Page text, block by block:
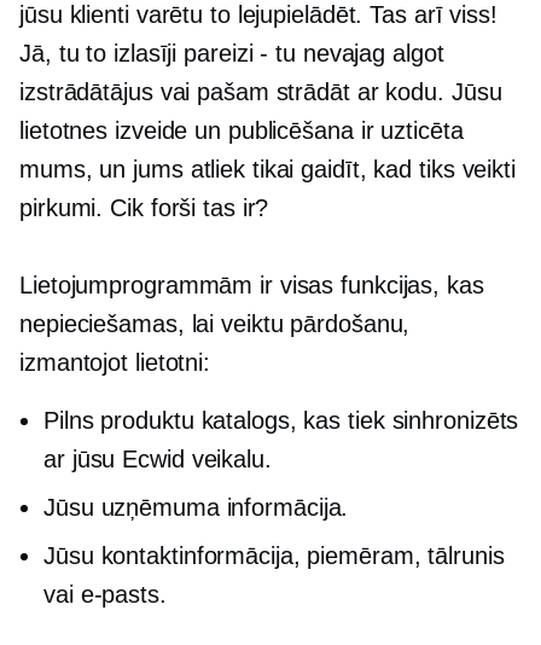
jūsu klienti varētu to lejupielādēt. Tas arī viss!
Jā, tu to izlasīji pareizi - tu nevajag algot
izstrādātājus vai pašam strādāt ar kodu. Jūsu
lietotnes izveide un publicēšana ir uzticēta
mums, un jums atliek tikai gaidīt, kad tiks veikti
pirkumi. Cik forši tas ir?
Lietojumprogrammām ir visas funkcijas, kas
nepieciešamas, lai veiktu pārdošanu,
izmantojot lietotni:
Pilns produktu katalogs, kas tiek sinhronizēts
ar jūsu Ecwid veikalu.
Jūsu uzņēmuma informācija.
Jūsu kontaktinformācija, piemēram, tālrunis
vai e-pasts.